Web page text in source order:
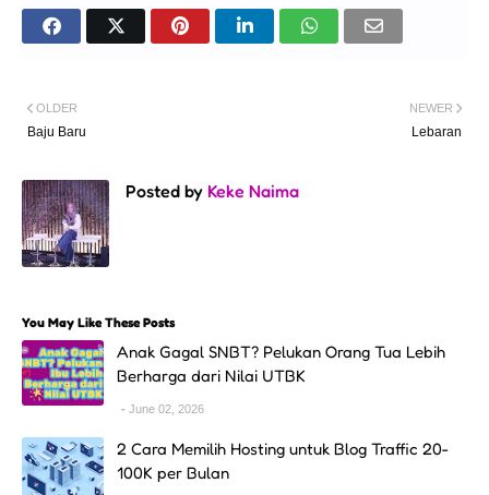
NEWER
Lebaran
OLDER
Baju Baru
Posted by Keke Naima
You May Like These Posts
Anak Gagal SNBT? Pelukan Orang Tua Lebih
Berharga dari Nilai UTBK
June 02, 2026
2 Cara Memilih Hosting untuk Blog Traffic 20-
100K per Bulan